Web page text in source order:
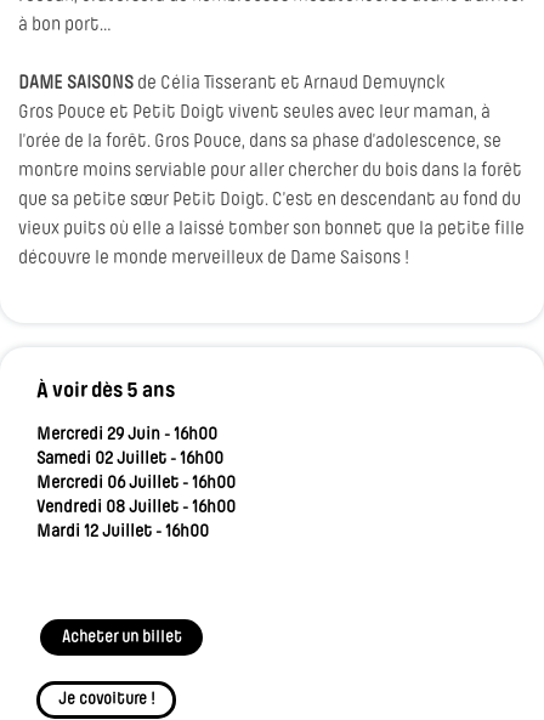
à bon port…
DAME SAISONS de Célia Tisserant et Arnaud Demuynck
Gros Pouce et Petit Doigt vivent seules avec leur maman, à
l’orée de la forêt. Gros Pouce, dans sa phase d’adolescence, se
montre moins serviable pour aller chercher du bois dans la forêt
que sa petite sœur Petit Doigt. C’est en descendant au fond du
vieux puits où elle a laissé tomber son bonnet que la petite fille
découvre le monde merveilleux de Dame Saisons !
À voir dès 5 ans
Mercredi 29 Juin - 16h00
Samedi 02 Juillet - 16h00
Mercredi 06 Juillet - 16h00
Vendredi 08 Juillet - 16h00
Mardi 12 Juillet - 16h00
Acheter un billet
Je covoiture !